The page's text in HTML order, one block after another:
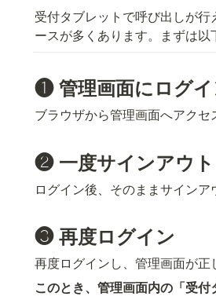
受付タブレットで呼び出しが
ースが多くあります。まずは以
❶ 管理画面にログ
ブラウザから管理画面へアクセ
❷ 一度サインアウト
ログイン後、そのままサインア
❸ 再度ログイン
再度ログインし、管理画面が正
このとき、管理画面内の「受